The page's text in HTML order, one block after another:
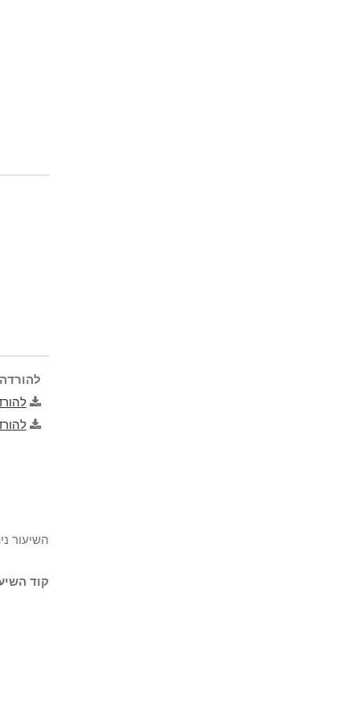
השיעור
קוד